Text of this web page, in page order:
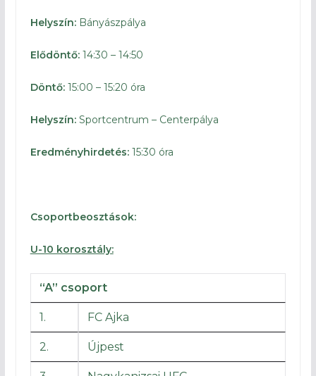
Helyszín:Bányászpálya
Elődöntő:14:30 – 14:50
Döntő:15:00 – 15:20 óra
Helyszín:Sportcentrum – Centerpálya
Eredményhirdetés:15:30 óra
Csoportbeosztások:
U-10 korosztály:
“A” csoport
1. FC Ajka
2. Újpest